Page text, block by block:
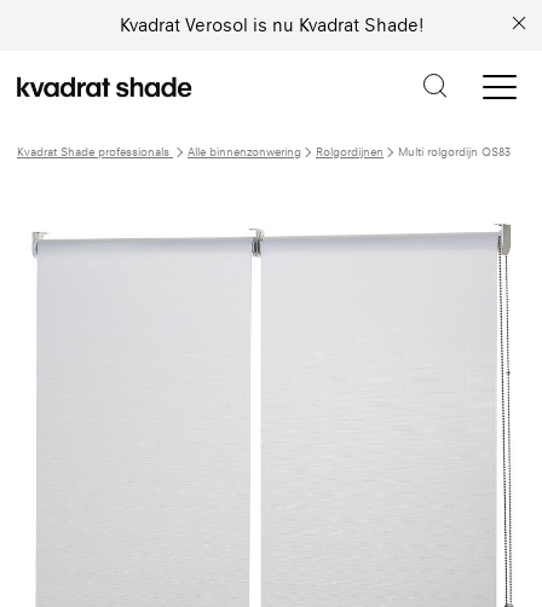
Kvadrat Verosol is nu Kvadrat Shade!
Kvadrat Shade professionals Alle binnenzonwering Rolgordijnen Multi rolgordijn QS83